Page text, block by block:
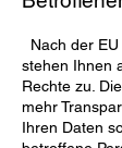
Nach der
stehen Ihnen
Rechte zu.
mehr
Ihren Daten